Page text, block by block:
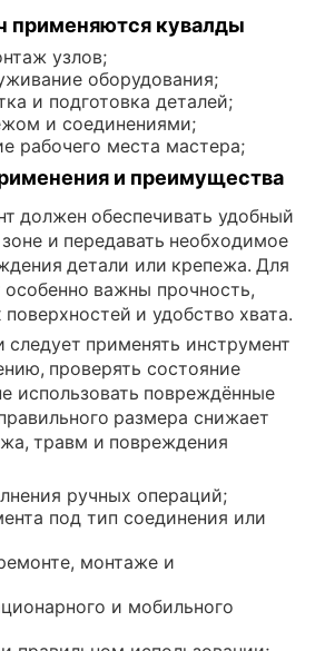
применяются кувалды
узлов;
оборудования;
и подготовка деталей;
и соединениями;
рабочего места мастера;
и преимущества
должен обеспечивать удобный
и передавать необходимое
детали или крепежа. Для
особенно важны прочность,
и удобство хвата.
следует применять инструмент
проверять состояние
использовать повреждённые
размера снижает
травм и повреждения
ручных операций;
под тип соединения или
монтаже и
и мобильного